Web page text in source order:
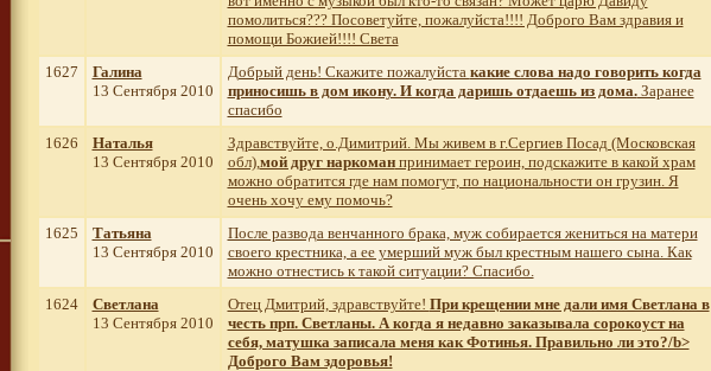
помолиться??? Посоветуйте, пожалуйста!!!! Доброго Вам здравия и
помощи Божией!!!! Света
1627
Галина
13 Сентября 2010
Добрый день! Скажите пожалуйста какие слова надо говорить когда
приносишь в дом икону. И когда даришь отдаешь из дома.Заранее
спасибо
1626
Наталья
13 Сентября 2010
Здравствуйте, о.Димитрий. Мы живем в г.Сергиев Посад (Московская
обл), мой друг наркоманпринимает героин, подскажите в какой храм
можно обратится где нам помогут, по национальности он грузин. Я
очень хочу ему помочь?
1625
Татьяна
13 Сентября 2010
После развода венчанного брака, муж собирается жениться на матери
своего крестника, а ее умерший муж был крестным нашего сына. Как
можно отнестись к такой ситуации? Спасибо.
1624
Светлана
13 Сентября 2010
Отец Дмитрий, здравствуйте! При крещении мне дали имя Светлана в
честь прп. Светланы. А когда я недавно заказывала сорокоуст на
себя, матушка записала меня как Фотинья. Правильно ли это?/b>
Доброго Вам здоровья!